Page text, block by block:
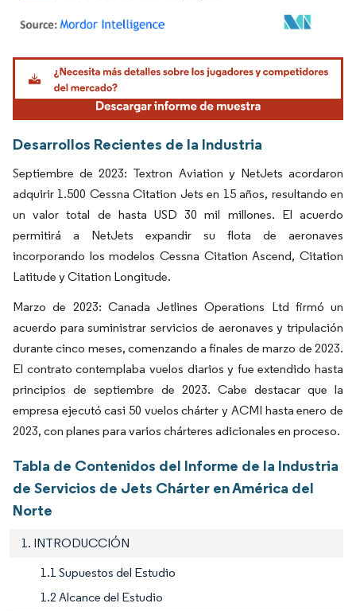
Imagen © Mordor Intelligence. El uso requiere atribución según CC BY 4.0.
Desarrollos Recientes de la Industria
Septiembre de 2023: Textron Aviation y NetJets acordaron
adquirir 1.500 Cessna Citation Jets en 15 años, resultando en
un valor total de hasta USD 30 mil millones. El acuerdo
permitirá a NetJets expandir su flota de aeronaves
incorporando los modelos Cessna Citation Ascend, Citation
Latitude y Citation Longitude.
Marzo de 2023: Canada Jetlines Operations Ltd firmó un
acuerdo para suministrar servicios de aeronaves y tripulación
durante cinco meses, comenzando a finales de marzo de 2023.
El contrato contemplaba vuelos diarios y fue extendido hasta
principios de septiembre de 2023. Cabe destacar que la
empresa ejecutó casi 50 vuelos chárter y ACMI hasta enero de
2023, con planes para varios chárteres adicionales en proceso.
Tabla de Contenidos del Informe de la Industria
de Servicios de Jets Chárter en América del
Norte
1. INTRODUCCIÓN
1.1 Supuestos del Estudio
1.2 Alcance del Estudio